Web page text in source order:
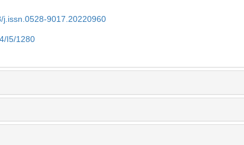
j.issn.0528-9017.20220960
I5/1280